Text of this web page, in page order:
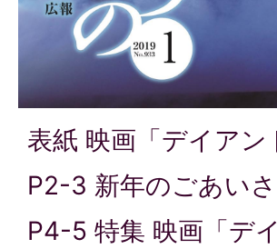
表紙 映画「デイアン
P2-3 新年のごあい
P4-5 特集 映画「デ